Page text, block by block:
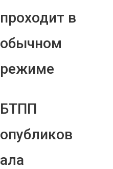
проходит в
обычном
режиме
БТПП
опубликов
ала